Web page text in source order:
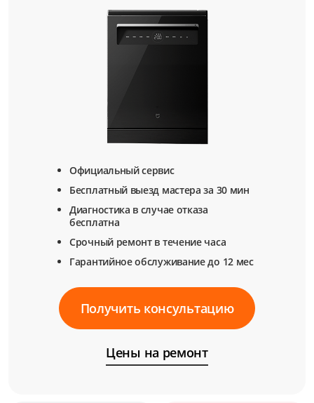
Официальный сервис
Бесплатный выезд мастера за 30 мин
Диагностика в случае отказа
бесплатна
Срочный ремонт в течение часа
Гарантийное обслуживание до 12 мес
Получить консультацию
Цены на ремонт